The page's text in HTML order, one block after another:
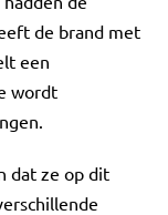
de brand met
een
wordt
dat ze op dit